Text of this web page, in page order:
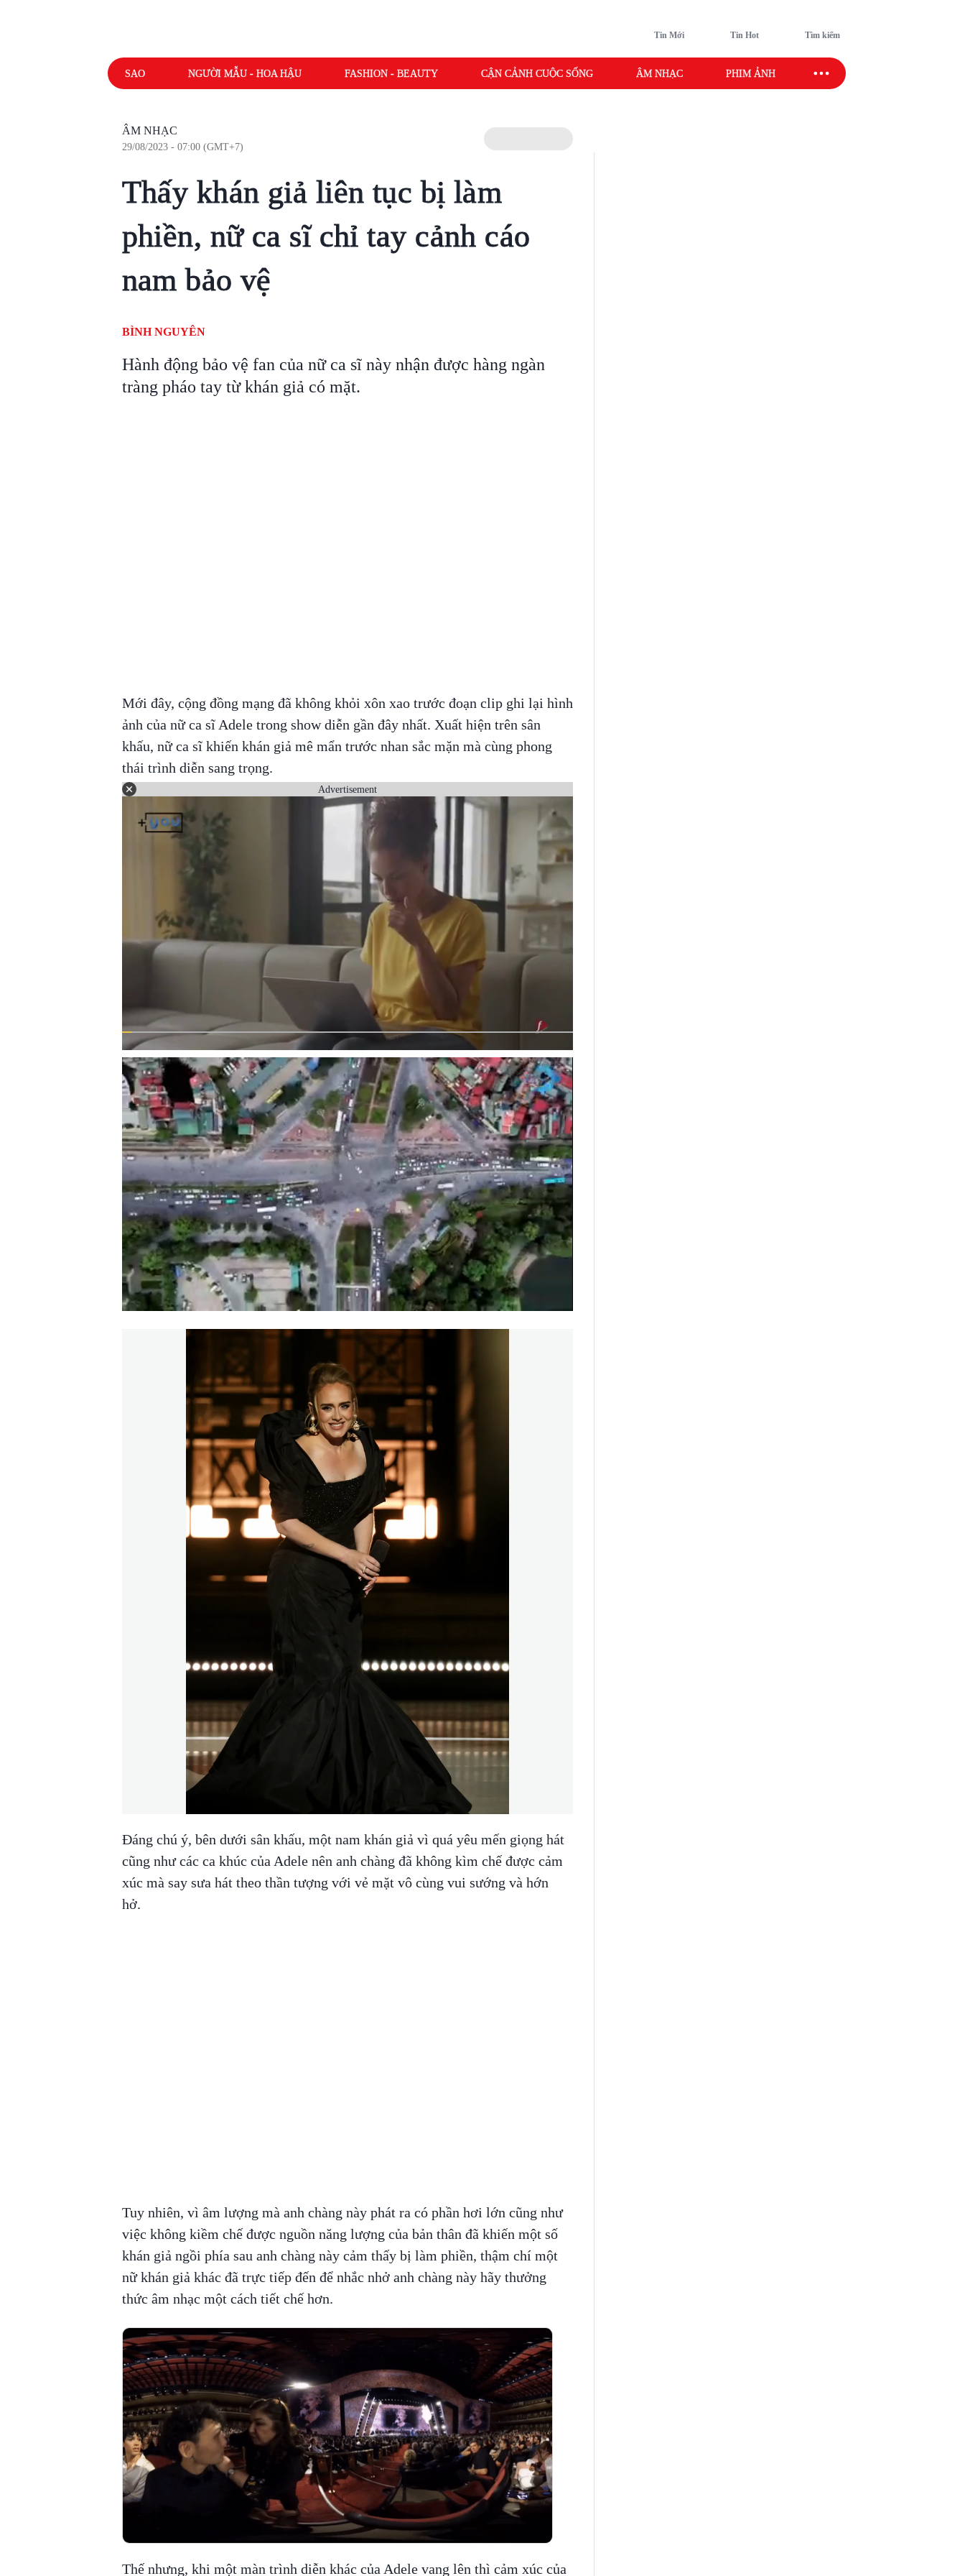
Tin Mới Tin Hot Tìm kiếm
SAO NGƯỜI MẪU - HOA HẬU FASHION - BEAUTY CẬN CẢNH CUỘC SỐNG ÂM NHẠC PHIM ẢNH SAO SPORT
ÂM NHẠC
29/08/2023 - 07:00 (GMT+7)
Thấy khán giả liên tục bị làm
phiền, nữ ca sĩ chỉ tay cảnh cáo
nam bảo vệ
BÌNH NGUYÊN
Hành động bảo vệ fan của nữ ca sĩ này nhận được hàng ngàn
tràng pháo tay từ khán giả có mặt.
Mới đây, cộng đồng mạng đã không khỏi xôn xao trước đoạn clip ghi lại hình
ảnh của nữ ca sĩ Adele trong show diễn gần đây nhất. Xuất hiện trên sân
khấu, nữ ca sĩ khiến khán giả mê mẩn trước nhan sắc mặn mà cùng phong
thái trình diễn sang trọng.
Advertisement
Đáng chú ý, bên dưới sân khấu, một nam khán giả vì quá yêu mến giọng hát
cũng như các ca khúc của Adele nên anh chàng đã không kìm chế được cảm
xúc mà say sưa hát theo thần tượng với vẻ mặt vô cùng vui sướng và hớn
hở.
Tuy nhiên, vì âm lượng mà anh chàng này phát ra có phần hơi lớn cũng như
việc không kiềm chế được nguồn năng lượng của bản thân đã khiến một số
khán giả ngồi phía sau anh chàng này cảm thấy bị làm phiền, thậm chí một
nữ khán giả khác đã trực tiếp đến để nhắc nhở anh chàng này hãy thưởng
thức âm nhạc một cách tiết chế hơn.
Thế nhưng, khi một màn trình diễn khác của Adele vang lên thì cảm xúc của